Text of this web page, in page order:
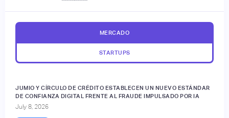
MERCADO
STARTUPS
JUMIO Y CÍRCULO DE CRÉDITO ESTABLECEN UN NUEVO ESTÁNDAR
DE CONFIANZA DIGITAL FRENTE AL FRAUDE IMPULSADO POR IA
July 8, 2026